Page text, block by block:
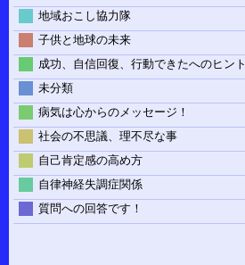
地域おこし協力隊
子供と地球の未来
成功、自信回復、行動できたへのヒント
未分類
病気は心からのメッセージ！
社会の不思議、理不尽な事
自己肯定感の高め方
自律神経失調症関係
質問への回答です！